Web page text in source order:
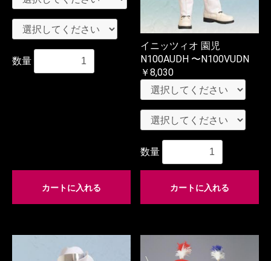
数量
カートに入れる
イニッツィオ 園児
N100AUDH 〜N100VUDN
￥8,030
数量
カートに入れる